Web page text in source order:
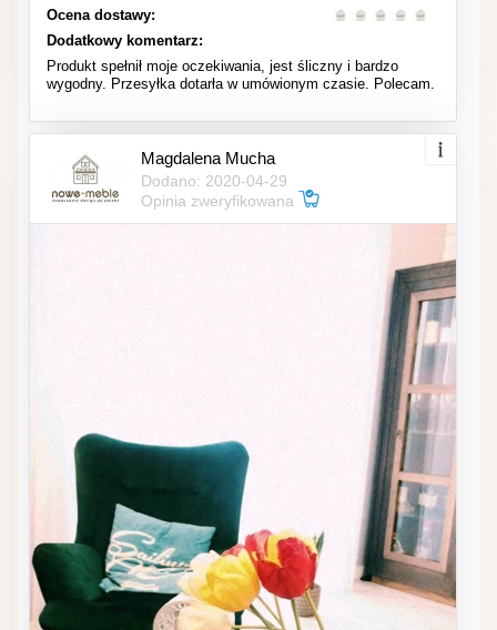
Ocena dostawy:
Dodatkowy komentarz:
Produkt spełnił moje oczekiwania, jest śliczny i bardzo
wygodny. Przesyłka dotarła w umówionym czasie. Polecam.
Magdalena Mucha
Dodano: 2020-04-29
Opinia zweryfikowana